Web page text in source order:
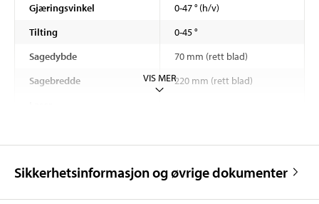
Gjæringsvinkel
0-47 ° (h/v)
Tilting
0-45 °
Sagedybde
70 mm (rett blad)
Sagebredde
220 mm (rett blad)
Bølgelengde
650 Nm
VIS MER
Sikkerhetsinformasjon og øvrige dokumenter